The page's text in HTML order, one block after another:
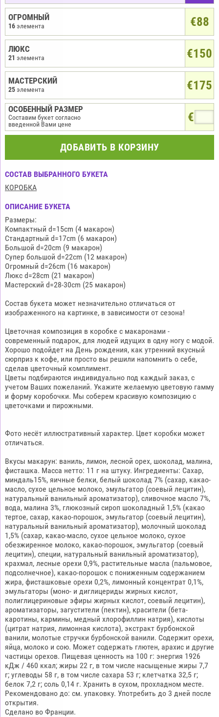
€88
ОГРОМНЫЙ
16 элемента
€150
ЛЮКС
21 элемента
€175
МАСТЕРСКИЙ
25 элемента
€
ОСОБЕННЫЙ РАЗМЕР
Составим букет согласно
введенной Вами цене
ДОБАВИТЬ В КОРЗИНУ
СОСТАВ ВЫБРАННОГО БУКЕТА
КОРОБКА
ОПИСАНИЕ БУКЕТА
Размеры:
Компактный d=15cm (4 макарон)
Стандартный d=17cm (6 макарон)
Большой d=20cm (9 макарон)
Супер большой d=22cm (12 макарон)
Огромный d=26cm (16 макарон)
Люкс d=28cm (21 макарон)
Мастерский d=28-30cm (25 макарон)
Состав букета может незначительно отличаться от
изображенного на картинке, в зависимости от сезона!
Цветочная композиция в коробке с макаронами -
современный подарок, для людей идущих в одну ногу с модой.
Хорошо подойдет на День рождения, как утренний вкусный
сюрприз к кофе, или просто вы решили напомнить о себе,
сделав цветочный комплимент.
Цветы подбираются индивидуально под каждый заказ, с
учетом Ваших пожеланий. Укажите желаемую цветовую гамму
и форму коробочки. Мы соберем красивую композицию с
цветочками и пирожными.
Фото несёт иллюстративный характер. Цвет коробки может
отличаться.
Вкусы макарун: ваниль, лимон, лесной орех, шоколад, малина,
фисташка. Масса нетто: 11 г на штуку. Ингредиенты: Сахар,
миндаль15%, яичные белки, белый шоколад 7% (сахар, какао-
масло, сухое цельное молоко, эмульгатор (соевый лецитин),
натуральный ванильный ароматизатор), сливочное масло 7%,
вода, малина 3%, глюкозный сироп шоколадный 1,5% (какао
тертое, сахар, какао-порошок, эмульгатор (соевый лецитин),
натуральный ванильный ароматизатор), молочный шоколад
1,5% (сахар, какао-масло, сухое цельное молоко, сухое
обезжиренное молоко, какао-порошок, эмульгатор (соевый
лецитин), специи, натуральный ванильный ароматизатор),
крахмал, лесные орехи 0,9%, растительные масла (пальмовое,
подсолнечное), какао-порошок с пониженным содержанием
жира, фисташковые орехи 0,2%, лимонный концентрат 0,1%,
эмульгаторы (моно- и диглицериды жирных кислот,
полиглицериновые эфиры жирных кислот, соевый лецитин),
ароматизаторы, загустители (пектин), красители (бета-
каротины, кармины, медный хлорофиллин натрия), кислоты
(цитрат натрия, лимонная кислота), экстракт бурбонской
ванили, молотые стручки бурбонской ванили. Содержит орехи,
яйца, молоко и сою. Может содержать глютен, арахис и другие
частицы орехов. Пищевая ценность на 100 г: энергия 1926
кДж / 460 ккал; жиры 22 г, в том числе насыщеные жиры 7,7
г; углеводы 58 г, в том числе сахара 53 г; клетчатка 32,5 г;
белок 7,2 г; соль 0,14 г. Хранить в сухом, прохладном месте.
Рекомендовано до: см. упаковку. Употребить до 3 дней после
открытия.
Сделано во Франции.